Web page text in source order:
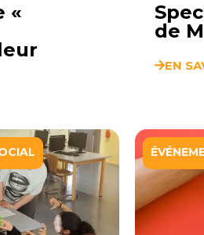
«
de
EN